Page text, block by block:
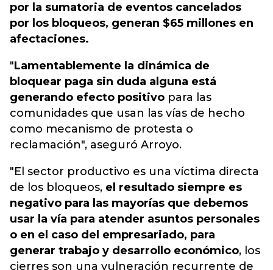
por la sumatoria de eventos cancelados
por los bloqueos, generan $65 millones en
afectaciones.
"Lamentablemente la dinámica de
bloquear paga sin duda alguna está
generando efecto positivo para las
comunidades que usan las vías de hecho
como mecanismo de protesta o
reclamación", aseguró Arroyo.
"El sector productivo es una víctima directa
de los bloqueos, el resultado siempre es
negativo para las mayorías que debemos
usar la vía para atender asuntos personales
o en el caso del empresariado, para
generar trabajo y desarrollo económico, los
cierres son una vulneración recurrente de